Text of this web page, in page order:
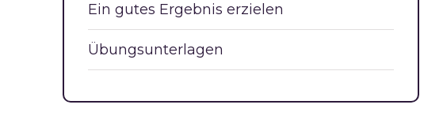
Ein gutes Ergebnis erzielen
Übungsunterlagen